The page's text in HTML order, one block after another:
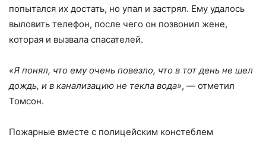
попытался их достать, но упал и застрял. Ему удалось
выловить телефон, после чего он позвонил жене,
которая и вызвала спасателей.
«Я понял, что ему очень повезло, что в тот день не шел
дождь, и в канализацию не текла вода», — отметил
Томсон.
Пожарные вместе с полицейским констеблем